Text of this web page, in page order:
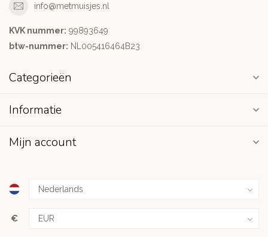
info@metmuisjes.nl
KVK nummer: 99893649
btw-nummer: NL005416464B23
Categorieën
Informatie
Mijn account
€